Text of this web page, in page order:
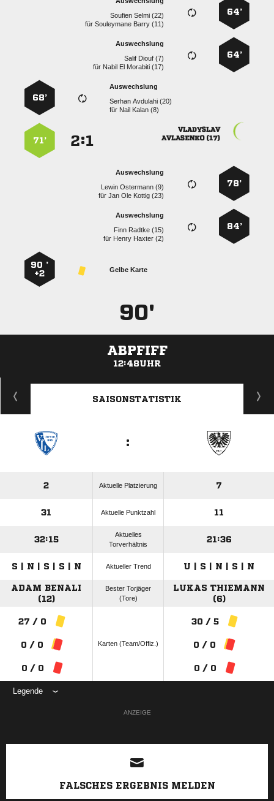
64’
  
für  
64’
Auswechslung
  
für    
Auswechslung
  
für   
68’

 
:
71’
78’
Auswechslung
  
für   
84’
Auswechslung
  
für   
Gelbe Karte
90 ’
+2
90'
ABPFIFF
12:48UHR
ANZEIGE
SAISONSTATISTIK
:
2 Aktuelle Platzierung 7
31 Aktuelle Punktzahl 11
32:15
Aktuelles
Torverhältnis
21:36
S | N | S | S | N Aktueller Trend U | S | N | S | N
ADAM BENALI
(12)
Bester Torjäger
(Tore)
LUKAS THIEMANN
(6)
27 / 0
0 / 0
0 / 0
Karten (Team/Offiz.)
30 / 5
0 / 0
0 / 0
Legende
ANZEIGE
FALSCHES ERGEBNIS MELDEN